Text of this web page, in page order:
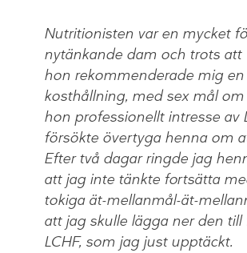
Nutritionisten var en mycket
nytänkande dam och trots att
hon rekommenderade mig
kosthållning, med sex mål
hon professionellt intresse av
försökte övertyga henna om
Efter två dagar ringde jag
att jag inte tänkte fortsätta
tokiga ät-mellanmål-ät-
att jag skulle lägga ner den
LCHF, som jag just upptäckt.